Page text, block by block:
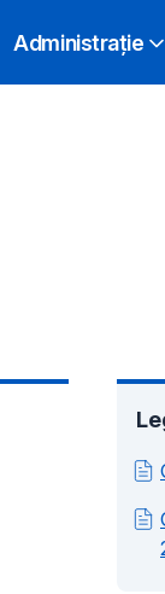
Administrație